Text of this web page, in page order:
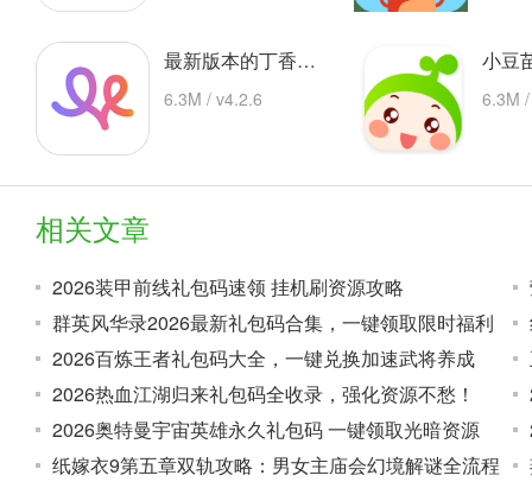
最新版本的丁香妈妈app 安卓版
6.3M / v4.2.6 6.3M
相关文章
2026装甲前线礼包码速领 挂机刷资源攻略
群英风华录2026最新礼包码合集，一键领取限时福利
2026百炼王者礼包码大全，一键兑换加速武将养成
2026热血江湖归来礼包码全收录，强化资源不愁！
2026奥特曼宇宙英雄永久礼包码 一键领取光暗资源
纸嫁衣9第五章双轨攻略：男女主庙会幻境解谜全流程